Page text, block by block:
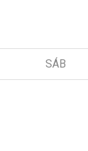
SÁB